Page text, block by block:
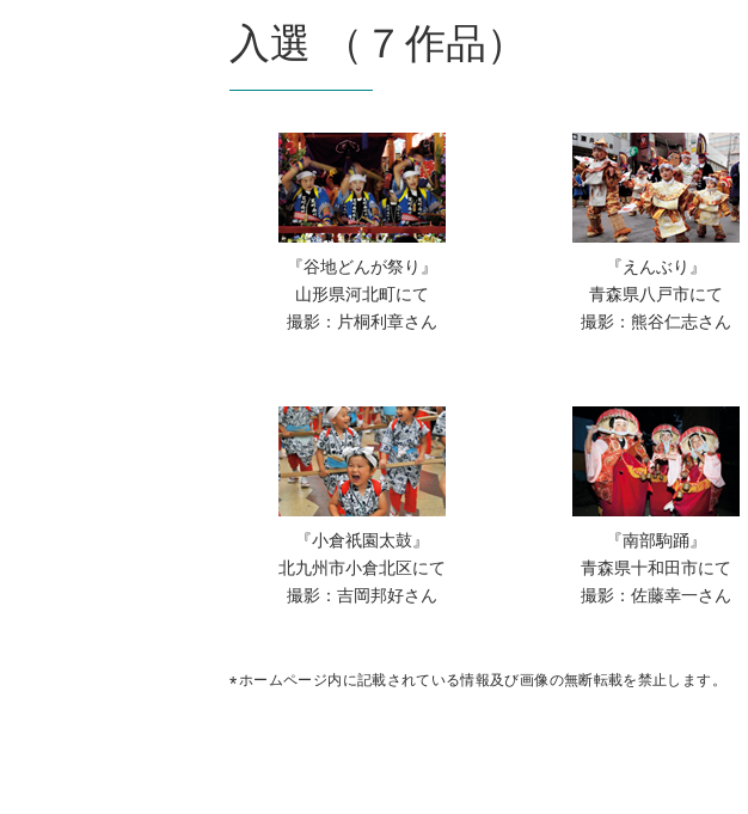
入選 （７作品）
『谷地どんが祭り』
山形県河北町にて
撮影：片桐利章さん
『えんぶり』
青森県八戸市にて
撮影：熊谷仁志さん
『小倉祇園太鼓』
北九州市小倉北区にて
撮影：吉岡邦好さん
『南部駒踊』
青森県十和田市にて
撮影：佐藤幸一さん
ホームページ内に記載されている情報及び画像の無断転載を禁止します。